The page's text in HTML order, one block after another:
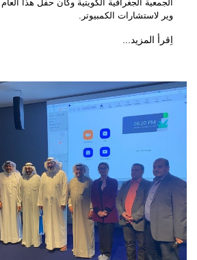
الجمعية الجغرافية الكويتية وكان حفل هذا
وير لاستشارات الكمبيوتر.
اِقرأ المزيد...